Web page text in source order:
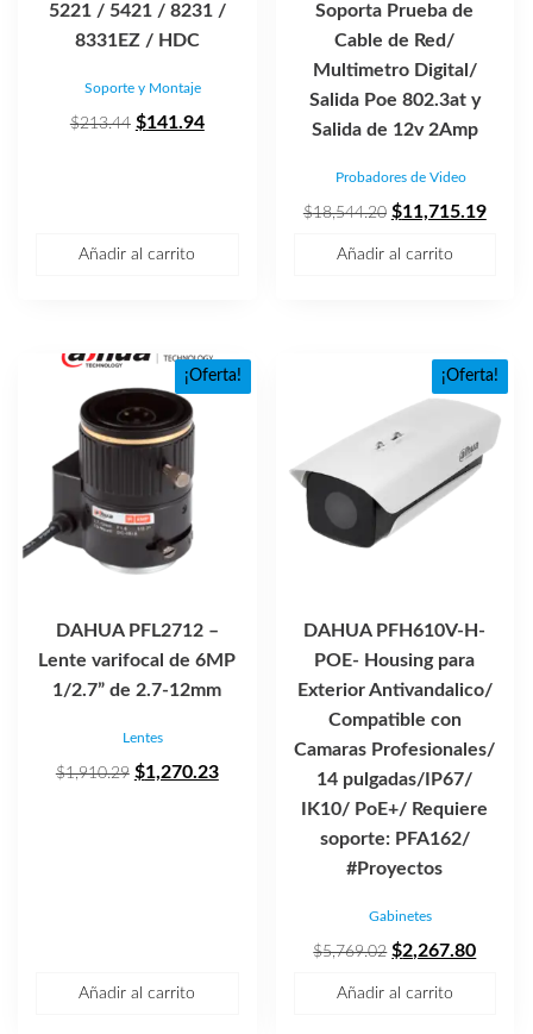
5221 / 5421 / 8231 /
8331EZ / HDC
Soporte y Montaje
$213.44 El
$141.94El
Añadir al carrito
Soporta Prueba de
Cable de Red/
Multimetro Digital/
Salida Poe 802.3at y
Salida de 12v 2Amp
Probadores de Video
$18,544.20 El
$11,715.19El
Añadir al carrito
¡Oferta!
DAHUA PFL2712 –
Lente varifocal de 6MP
1/2.7” de 2.7-12mm
Lentes
$1,910.29 El
$1,270.23El
Añadir al carrito
¡Oferta!
DAHUA PFH610V-H-
POE- Housing para
Exterior Antivandalico/
Compatible con
Camaras Profesionales/
14 pulgadas/IP67/
IK10/ PoE+/ Requiere
soporte: PFA162/
#Proyectos
Gabinetes
$5,769.02 El
$2,267.80El
Añadir al carrito